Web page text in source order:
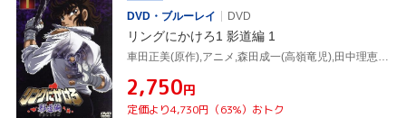
DVD・ブルーレイ
DVD
リングにかけろ1 影道編 1
車田正美(原作),アニメ,森田成一(高嶺竜児),田中理恵(高嶺菊),荒木伸吾(キャラクターデザイン),姫野美智(キャラクターデザイン),井上栄作(キャラクターデザイン、総作画監督),上田益(音楽)
¥2,750円
定価より4,730円（63%）おトク